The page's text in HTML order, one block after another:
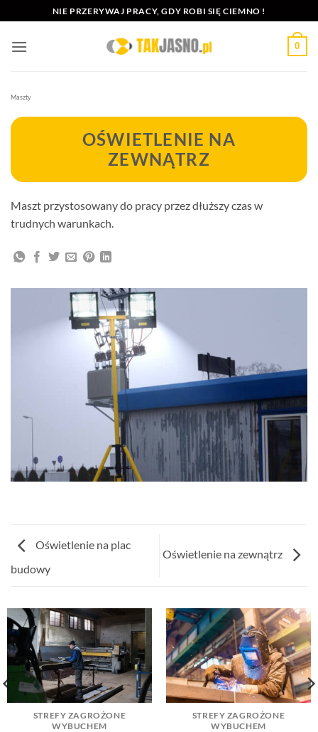
do
zawartości
NIE PRZERYWAJ PRACY, GDY ROBI SIĘ CIEMNO !
0
Maszty
OŚWIETLENIE NA
ZEWNĄTRZ
Maszt przystosowany do pracy przez dłuższy czas w
trudnych warunkach.
Oświetlenie na plac
budowy
Oświetlenie na zewnątrz
STREFY ZAGROŻONE
WYBUCHEM
STREFY ZAGROŻONE
WYBUCHEM